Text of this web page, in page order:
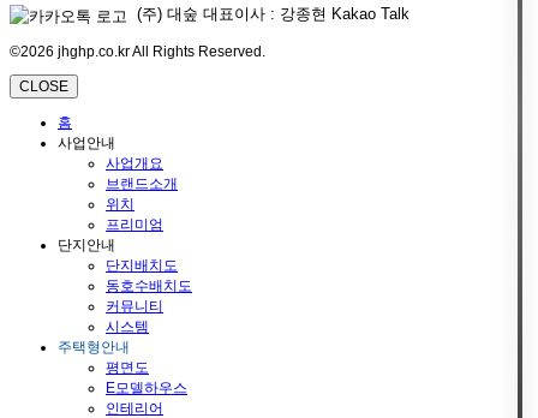
(주) 대숲 대표이사 : 강종현 Kakao Talk
©2026 jhghp.co.kr All Rights Reserved.
CLOSE
홈
사업안내
사업개요
브랜드소개
위치
프리미엄
단지안내
단지배치도
동호수배치도
커뮤니티
시스템
주택형안내
평면도
E모델하우스
인테리어